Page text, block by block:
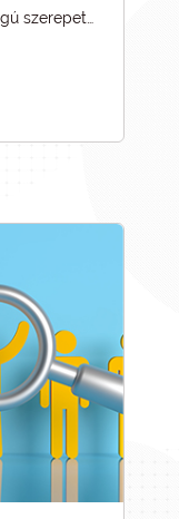
szerepet
szükséges